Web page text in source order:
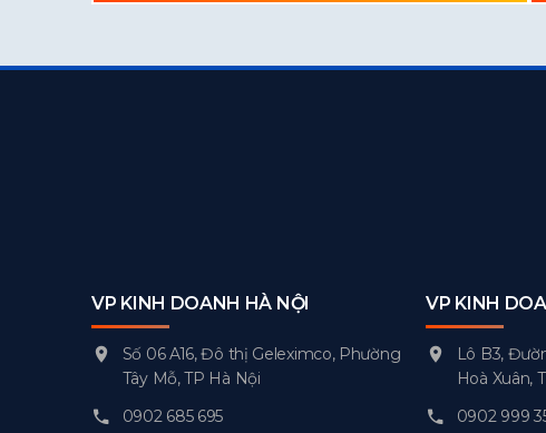
VP KINH DOANH HÀ NỘI
Số 06 A16, Đô thị Geleximco, Phường
Tây Mỗ, TP Hà Nội
0902 685 695
VP KINH
Lô B3,
Hoà Xuân,
0902 999